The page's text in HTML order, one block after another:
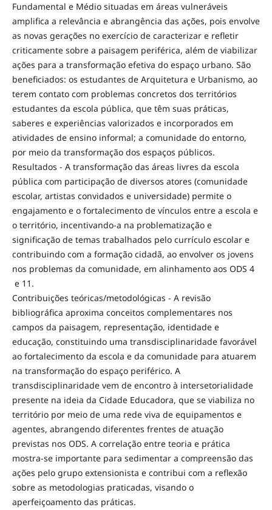
Fundamental e Médio situadas em áreas vulneráveis
amplifica a relevância e abrangência das ações, pois envolve
as novas gerações no exercício de caracterizar e refletir
criticamente sobre a paisagem periférica, além de viabilizar
ações para a transformação efetiva do espaço urbano. São
beneficiados: os estudantes de Arquitetura e Urbanismo, ao
terem contato com problemas concretos dos territórios
estudantes da escola pública, que têm suas práticas,
saberes e experiências valorizados e incorporados em
atividades de ensino informal; a comunidade do entorno,
por meio da transformação dos espaços públicos.
Resultados - A transformação das áreas livres da escola
pública com participação de diversos atores (comunidade
escolar, artistas convidados e universidade) permite o
engajamento e o fortalecimento de vínculos entre a escola e
o território, incentivando-a na problematização e
significação de temas trabalhados pelo currículo escolar e
contribuindo com a formação cidadã, ao envolver os jovens
nos problemas da comunidade, em alinhamento aos ODS 4
e 11.
Contribuições teóricas/metodológicas - A revisão
bibliográfica aproxima conceitos complementares nos
campos da paisagem, representação, identidade e
educação, constituindo uma transdisciplinaridade favorável
ao fortalecimento da escola e da comunidade para atuarem
na transformação do espaço periférico. A
transdisciplinaridade vem de encontro à intersetorialidade
presente na ideia da Cidade Educadora, que se viabiliza no
território por meio de uma rede viva de equipamentos e
agentes, abrangendo diferentes frentes de atuação
previstas nos ODS. A correlação entre teoria e prática
mostra-se importante para sedimentar a compreensão das
ações pelo grupo extensionista e contribui com a reflexão
sobre as metodologias praticadas, visando o
aperfeiçoamento das práticas.